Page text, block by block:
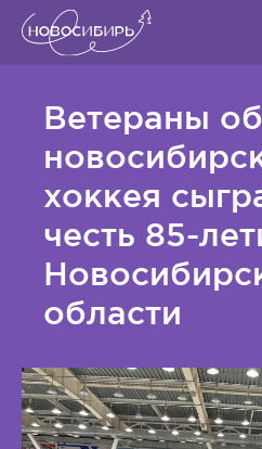
Ветераны
хоккея
честь 85-
области